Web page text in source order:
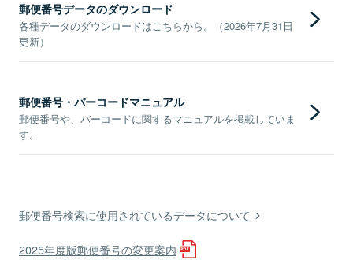
郵便番号データのダウンロード
各種データのダウンロードはこちらから。（2026年7月31日
更新）
郵便番号・バーコードマニュアル
郵便番号や、バーコードに関するマニュアルを掲載していま
す。
郵便番号検索に使用されているデータについて
2025年度版郵便番号の変更案内